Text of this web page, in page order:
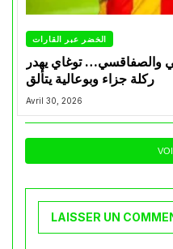
الخضر عبر القارات
والصفاقسي… توغاي يهدر
ركلة جزاء وبوعالية يتألق
Avril 30, 2026
LAISSER UN